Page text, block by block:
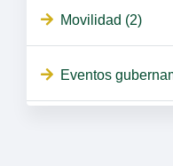
Movilidad (2)
Eventos